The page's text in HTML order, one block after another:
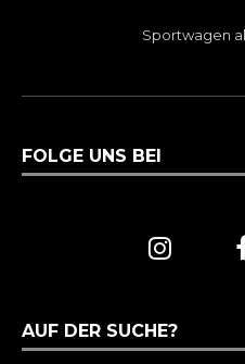
Sportwagen
FOLGE UNS BEI
AUF DER SUCHE?